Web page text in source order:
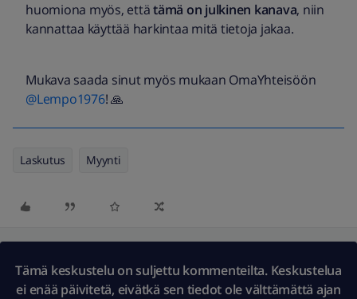
huomiona myös, ettätämä on julkinen kanava, niin
kannattaa käyttää harkintaa mitä tietoja jakaa.
Mukava saada sinut myös mukaan OmaYhteisöön
@Lempo1976! 🙏
Laskutus Myynti
Tämä keskustelu on suljettu kommenteilta. Keskustelua
ei enää päivitetä, eivätkä sen tiedot ole välttämättä ajan